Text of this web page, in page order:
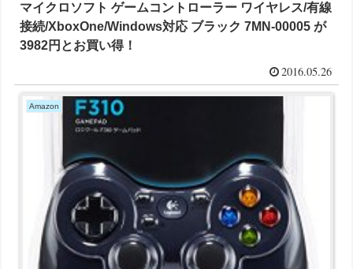
マイクロソフト ゲームコントローラー ワイヤレス/有線
接続/XboxOne/Windows対応 ブラック 7MN-00005 が
3982円とお買い得！
2016.05.26
Amazon